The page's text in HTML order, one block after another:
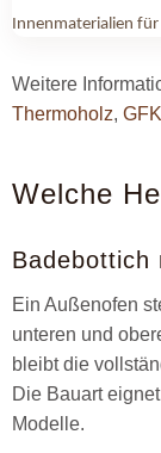
Innenmaterialien
Weitere
Thermoholz, GFK
Welche
Badebottich
Ein Außenofen
unteren und
bleibt die
Die Bauart
Modelle.